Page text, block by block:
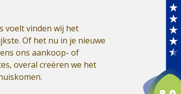
voelt vinden wij het
Of het nu in je nieuwe
ons aankoop- of
overal creëren we het